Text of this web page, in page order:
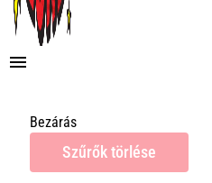
Bezárás
Szűrők törlése